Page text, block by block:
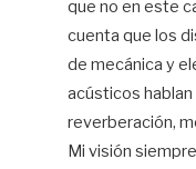
que no en este
cuenta que los
de mecánica y
acústicos
reverberación,
Mi visión